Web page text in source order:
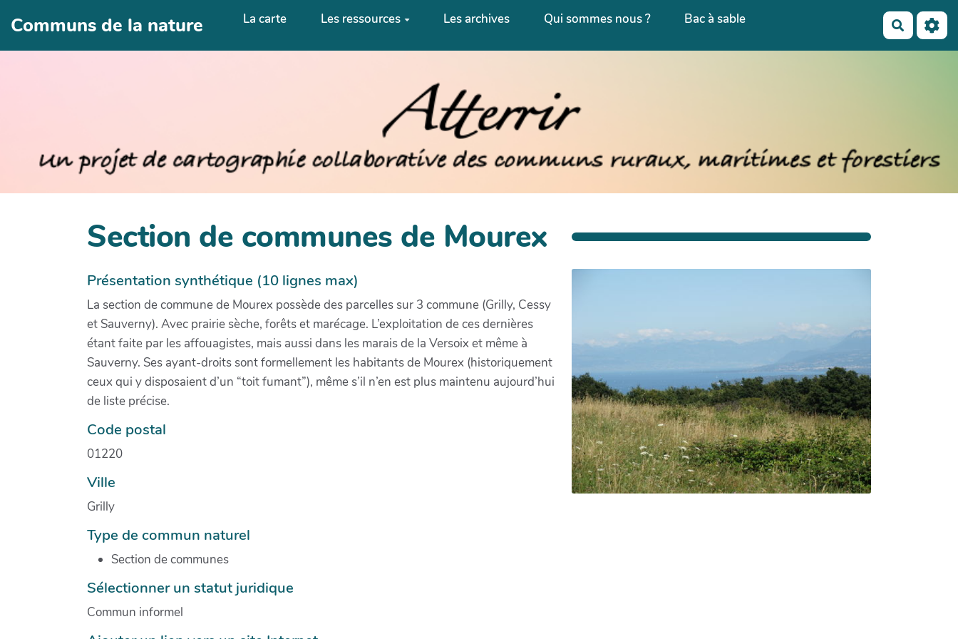
Aller au contenu principal
Communs de la nature La carte Les ressources Les archives Qui sommes nous ? Bac à sable
Section de communes de Mourex
Présentation synthétique (10 lignes max)
La section de commune de Mourex possède des parcelles sur 3 commune (Grilly, Cessy
et Sauverny). Avec prairie sèche, forêts et marécage. L’exploitation de ces dernières
étant faite par les affouagistes, mais aussi dans les marais de la Versoix et même à
Sauverny. Ses ayant-droits sont formellement les habitants de Mourex (historiquement
ceux qui y disposaient d’un “toit fumant”), même s’il n’en est plus maintenu aujourd’hui
de liste précise.
Code postal
01220
Ville
Grilly
Type de commun naturel
Section de communes
Sélectionner un statut juridique
Commun informel